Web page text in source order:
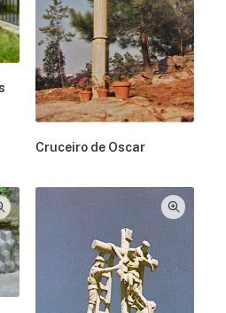
Cruceiro de Oscar